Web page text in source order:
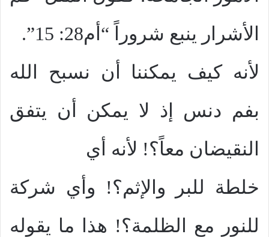
الأشرار ينبع شروراً “أم28: 15”.
لأنه كيف يمكننا أن نسبح الله
بفم دنس إذ لا يمكن أن يتفق
النقيضان معاً؟! لأنه أي
خلطة للبر والإثم؟! وأي شركة
للنور مع الظلمة؟! هذا ما يقوله